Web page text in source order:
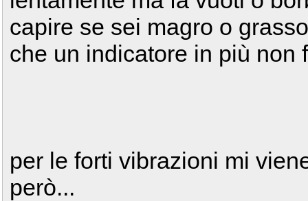
capire se sei magro o
che un indicatore in più non
per le forti vibrazioni mi
però...